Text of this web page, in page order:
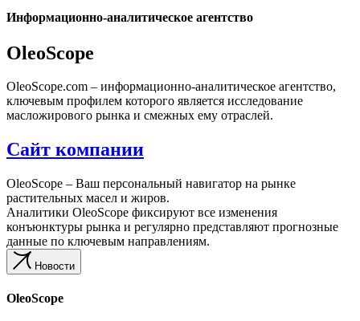
Информационно-аналитическое агентство
OleoScope
OleoScope.com – информационно-аналитическое агентство,
ключевым профилем которого является исследование
масложирового рынка и смежных ему отраслей.
Сайт компании
OleoScope – Ваш персональный навигатор на рынке
растительных масел и жиров.
Аналитики OleoScope фиксируют все изменения
конъюнктуры рынка и регулярно представляют прогнозные
данные по ключевым направлениям.
Новости
OleoScope